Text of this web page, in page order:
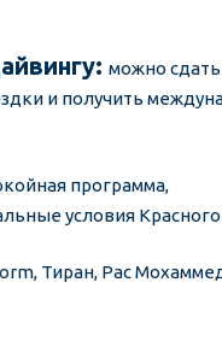
можно сдать
и получить
программа,
условия
Тиран, Рас